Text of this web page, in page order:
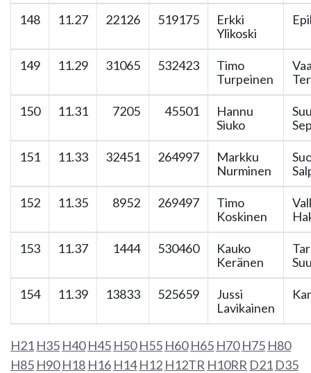
148 11.27 22126 519175
Erkki
Ylikoski
149 11.29 31065 532423
Timo
Turpeinen
150 11.31 7205 45501
Hannu
Siuko
151 11.33 32451 264997
Markku
Nurminen
152 11.35 8952 269497
Timo
Koskinen
153 11.37 1444 530460
Kauko
Keränen
154 11.39 13833 525659
Jussi
Lavikainen
H21 H35 H40 H45 H50 H55 H60 H65 H70 H75 H80
H85 H90 H18 H16 H14 H12 H12TR H10RR D21 D35